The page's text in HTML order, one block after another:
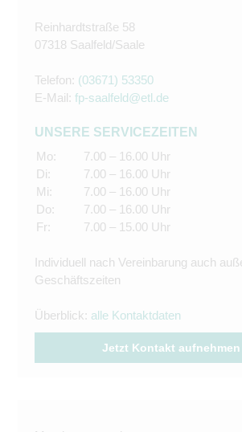
Reinhardtstraße 58
07318 Saalfeld/Saale
Telefon: (03671) 53350
E-Mail: fp-saalfeld@etl.de
UNSERE SERVICEZEITEN
Mo:
Di:
Mi:
Do:
Fr:
7.00 – 16.00 Uhr
7.00 – 16.00 Uhr
7.00 – 16.00 Uhr
7.00 – 16.00 Uhr
7.00 – 15.00 Uhr
Individuell nach Vereinbarung auch
Geschäftszeiten
Überblick: alle Kontaktdaten
Jetzt Kontakt aufnehmen